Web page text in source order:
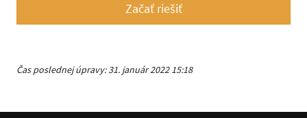
Začať riešiť
Čas poslednej úpravy: 31. január 2022 15:18